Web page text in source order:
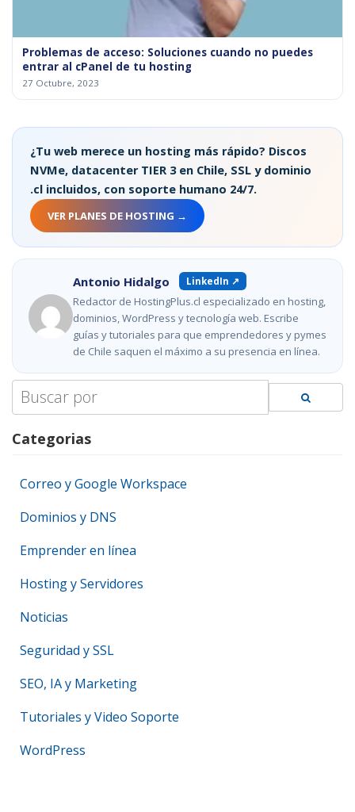
Problemas de acceso: Soluciones cuando no puedes
entrar al cPanel de tu hosting
27 Octubre, 2023
¿Tu web merece un hosting más rápido? Discos
NVMe, datacenter TIER 3 en Chile, SSL y dominio
.cl incluidos, con soporte humano 24/7.
VER PLANES DE HOSTING →
Antonio Hidalgo LinkedIn ↗
Redactor de HostingPlus.cl especializado en hosting,
dominios, WordPress y tecnología web. Escribe
guías y tutoriales para que emprendedores y pymes
de Chile saquen el máximo a su presencia en línea.
Search
for:
Categorias
Correo y Google Workspace
Dominios y DNS
Emprender en línea
Hosting y Servidores
Noticias
Seguridad y SSL
SEO, IA y Marketing
Tutoriales y Video Soporte
WordPress